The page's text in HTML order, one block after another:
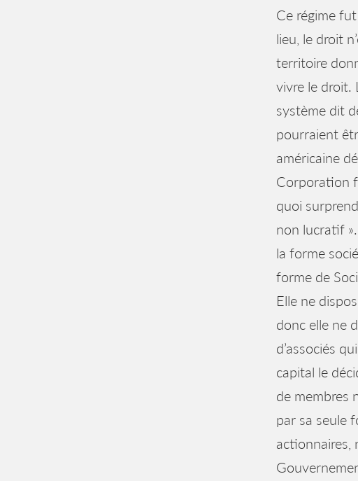
Ce régime
lieu, le droit
territoire
vivre le droit.
système dit
pourraient
américaine
Corporation
quoi
non lucratif
la forme
forme de
Elle ne
donc elle ne
d’associés
capital le
de membres
par sa seule
actionnaires,